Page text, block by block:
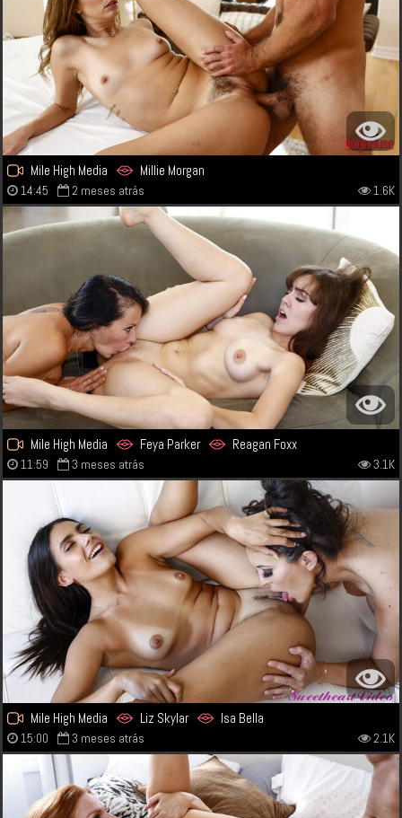
Mile High Media Millie Morgan
14:45 2 meses atrás 1.6K
Mile High Media Feya Parker Reagan Foxx
11:59 3 meses atrás 3.1K
Mile High Media Liz Skylar Isa Bella
15:00 3 meses atrás 2.1K